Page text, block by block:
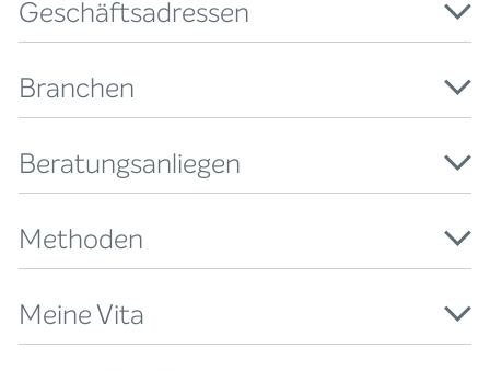
Geschäftsadressen
Branchen
Beratungsanliegen
Methoden
Meine Vita